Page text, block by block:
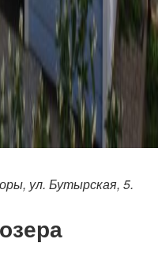
ул. Бутырская, 5.